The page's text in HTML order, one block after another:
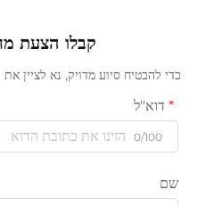
קבלו הצעת
כדי להבטיח סיוע מדויק, נא לציין
דוא"ל
0/100
שם